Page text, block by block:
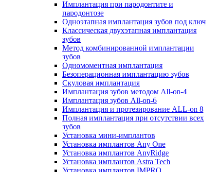
Имплантация при пародонтите и
пародонтозе
Одноэтапная имплантация зубов под ключ
Классическая двухэтапная имплантация
зубов
Метод комбинированной имплантации
зубов
Одномоментная имплантация
Безоперационная имплантацию зубов
Скуловая имплантация
Имплантация зубов методом All-on-4
Имплантация зубов All-on-6
Имплантация и протезирование ALL-on 8
Полная имплантация при отсутствии всех
зубов
Установка мини-имплантов
Установка имплантов Any One
Установка имплантов AnyRidge
Установка имплантов Astra Tech
Установка имплантов IMPRO